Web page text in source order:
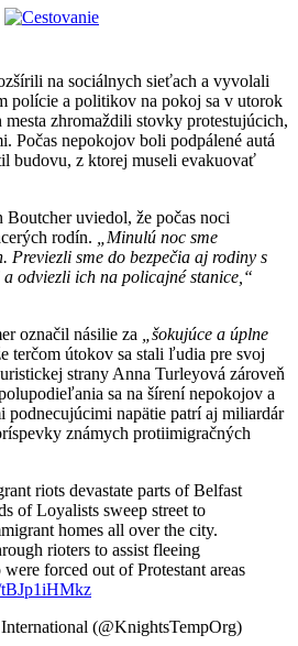
na sociálnych sieťach a vyvolali
polície a politikov na pokoj sa v utorok
zhromaždili stovky protestujúcich,
Počas nepokojov boli podpálené autá
budovu, z ktorej museli evakuovať
Boutcher uviedol, že počas noci
rodín.
„Minulú noc sme
sme do bezpečia aj rodiny s
odviezli ich na policajné stanice,“
označil násilie za
„šokujúce a úplne
terčom útokov sa stali ľudia pre svoj
strany Anna Turleyová zároveň
sa na šírení nepokojov a
podnecujúcimi napätie patrí aj miliardár
známych protiimigračných
riots devastate parts of Belfast
of Loyalists sweep street to
homes all over the city.
rioters to assist fleeing
forced out of Protestant areas
(@KnightsTempOrg)